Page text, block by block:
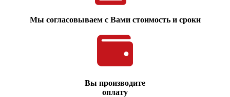
Мы согласовываем с Вами стоимость и сроки
Вы производите
оплату